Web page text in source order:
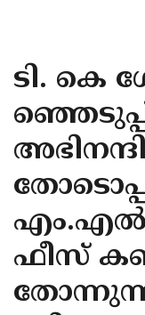
KANNUR
KASARAGOD
ടി. കെ
ഫീസ്